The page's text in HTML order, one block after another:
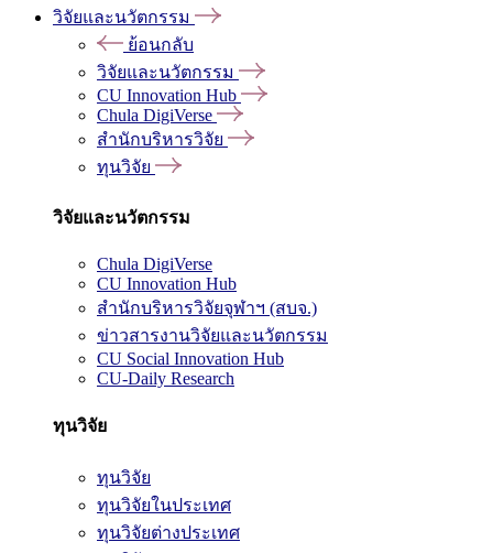
วิจัยและนวัตกรรม
ย้อนกลับ
วิจัยและนวัตกรรม
CU Innovation Hub
Chula DigiVerse
สำนักบริหารวิจัย
ทุนวิจัย
วิจัยและนวัตกรรม
Chula DigiVerse
CU Innovation Hub
สำนักบริหารวิจัยจุฬาฯ (สบจ.)
ข่าวสารงานวิจัยและนวัตกรรม
CU Social Innovation Hub
CU-Daily Research
ทุนวิจัย
ทุนวิจัย
ทุนวิจัยในประเทศ
ทุนวิจัยต่างประเทศ